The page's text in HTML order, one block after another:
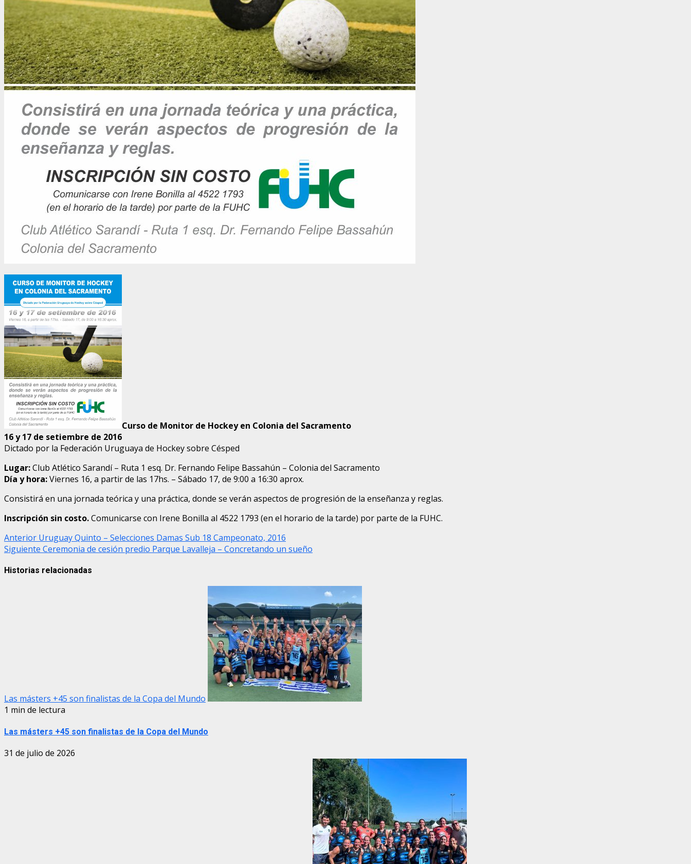
Curso de Monitor de Hockey en Colonia del Sacramento
16 y 17 de setiembre de 2016
Dictado por la Federación Uruguaya de Hockey sobre Césped
Lugar:Club Atlético Sarandí – Ruta 1 esq. Dr. Fernando Felipe Bassahún – Colonia del Sacramento
Día y hora:Viernes 16, a partir de las 17hs. – Sábado 17, de 9:00 a 16:30 aprox.
Consistirá en una jornada teórica y una práctica, donde se verán aspectos de progresión de la enseñanza y reglas.
Inscripción sin costo.Comunicarse con Irene Bonilla al 4522 1793 (en el horario de la tarde) por parte de la FUHC.
Post
navigation
Anterior Uruguay Quinto – Selecciones Damas Sub 18 Campeonato, 2016
Siguiente Ceremonia de cesión predio Parque Lavalleja – Concretando un sueño
Historias relacionadas
Las másters +45 son finalistas de la Copa del Mundo
1 min de lectura
Las másters +45 son finalistas de la Copa del Mundo
31 de julio de 2026